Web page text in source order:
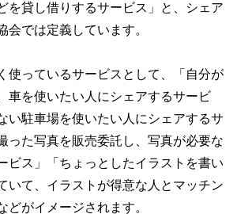
を貸し借りするサービス」と、シェア
会では定義しています。
使っているサービスとして、「自分が
車を使いたい人にシェアするサービ
い駐車場を使いたい人にシェアするサ
った写真を販売委託し、写真が必要な
ビス」「ちょっとしたイラストを書い
いて、イラストが得意な人とマッチン
どがイメージされます。